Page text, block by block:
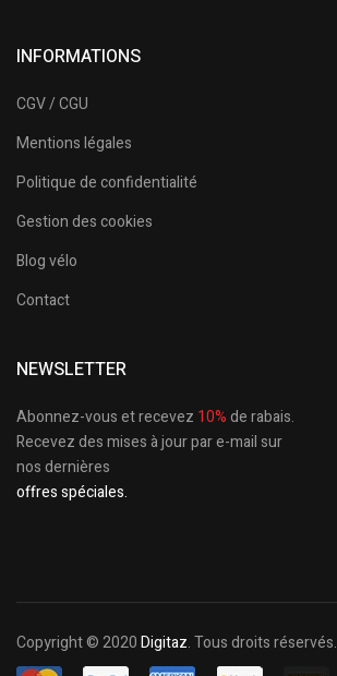
INFORMATIONS
CGV / CGU
Mentions légales
Politique de confidentialité
Gestion des cookies
Blog vélo
Contact
NEWSLETTER
Abonnez-vous et recevez 10%de rabais.
Recevez des mises à jour par e-mail sur
nos dernières
offres spéciales.
Copyright © 2020Digitaz. Tous droits réservés.